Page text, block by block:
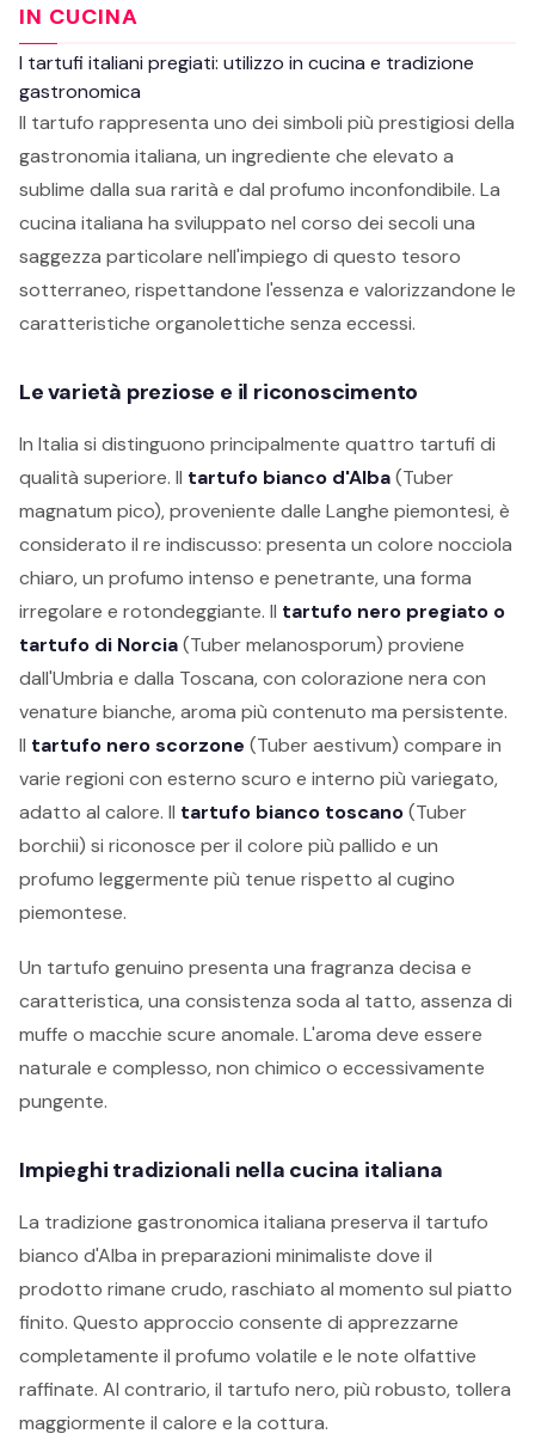
IN CUCINA
I tartufi italiani pregiati: utilizzo in cucina e tradizione
gastronomica
Il tartufo rappresenta uno dei simboli più prestigiosi della
gastronomia italiana, un ingrediente che elevato a
sublime dalla sua rarità e dal profumo inconfondibile. La
cucina italiana ha sviluppato nel corso dei secoli una
saggezza particolare nell'impiego di questo tesoro
sotterraneo, rispettandone l'essenza e valorizzandone le
caratteristiche organolettiche senza eccessi.
Le varietà preziose e il riconoscimento
In Italia si distinguono principalmente quattro tartufi di
qualità superiore. Il tartufo bianco d'Alba(Tuber
magnatum pico), proveniente dalle Langhe piemontesi, è
considerato il re indiscusso: presenta un colore nocciola
chiaro, un profumo intenso e penetrante, una forma
irregolare e rotondeggiante. Il tartufo nero pregiato o
tartufo di Norcia(Tuber melanosporum) proviene
dall'Umbria e dalla Toscana, con colorazione nera con
venature bianche, aroma più contenuto ma persistente.
Il tartufo nero scorzone (Tuber aestivum) compare in
varie regioni con esterno scuro e interno più variegato,
adatto al calore. Il tartufo bianco toscano(Tuber
borchii) si riconosce per il colore più pallido e un
profumo leggermente più tenue rispetto al cugino
piemontese.
Un tartufo genuino presenta una fragranza decisa e
caratteristica, una consistenza soda al tatto, assenza di
muffe o macchie scure anomale. L'aroma deve essere
naturale e complesso, non chimico o eccessivamente
pungente.
Impieghi tradizionali nella cucina italiana
La tradizione gastronomica italiana preserva il tartufo
bianco d'Alba in preparazioni minimaliste dove il
prodotto rimane crudo, raschiato al momento sul piatto
finito. Questo approccio consente di apprezzarne
completamente il profumo volatile e le note olfattive
raffinate. Al contrario, il tartufo nero, più robusto, tollera
maggiormente il calore e la cottura.